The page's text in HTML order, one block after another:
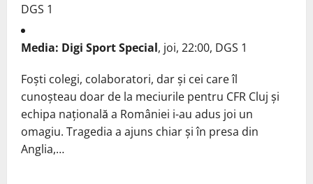
DGS 1
Media: Digi Sport Special, joi, 22:00, DGS 1
Foști colegi, colaboratori, dar și cei care îl
cunoșteau doar de la meciurile pentru CFR Cluj și
echipa națională a României i-au adus joi un
omagiu. Tragedia a ajuns chiar și în presa din
Anglia,…